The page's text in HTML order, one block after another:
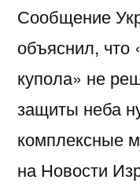
Сообщение
объяснил, что
купола» не
защиты неба
комплексные
на Новости